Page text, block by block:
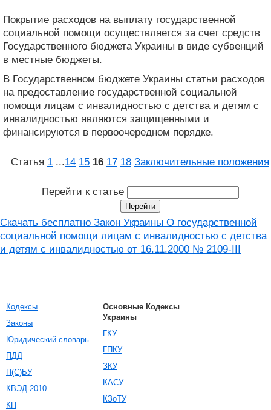
Покрытие расходов на выплату государственной
социальной помощи осуществляется за счет средств
Государственного бюджета Украины в виде субвенций
в местные бюджеты.
В Государственном бюджете Украины статьи расходов
на предоставление государственной социальной
помощи лицам с инвалидностью с детства и детям с
инвалидностью являются защищенными и
финансируются в первоочередном порядке.
Статья 1 ...14 15 16 17 18 Заключительные положения
Перейти к статье
Скачать бесплатно Закон Украины О государственной
социальной помощи лицам с инвалидностью с детства
и детям с инвалидностью от 16.11.2000 № 2109-III
Кодексы
Законы
Юридический словарь
ПДД
П(С)БУ
КВЭД-2010
КП
Основные Кодексы
Украины
ГКУ
ГПКУ
ЗКУ
КАСУ
КЗоТУ